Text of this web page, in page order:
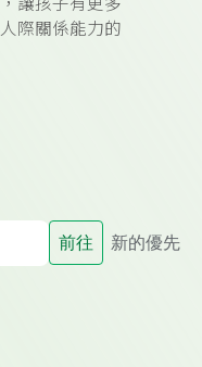
讓孩子有更多
際關係能力的
前往 新的優先